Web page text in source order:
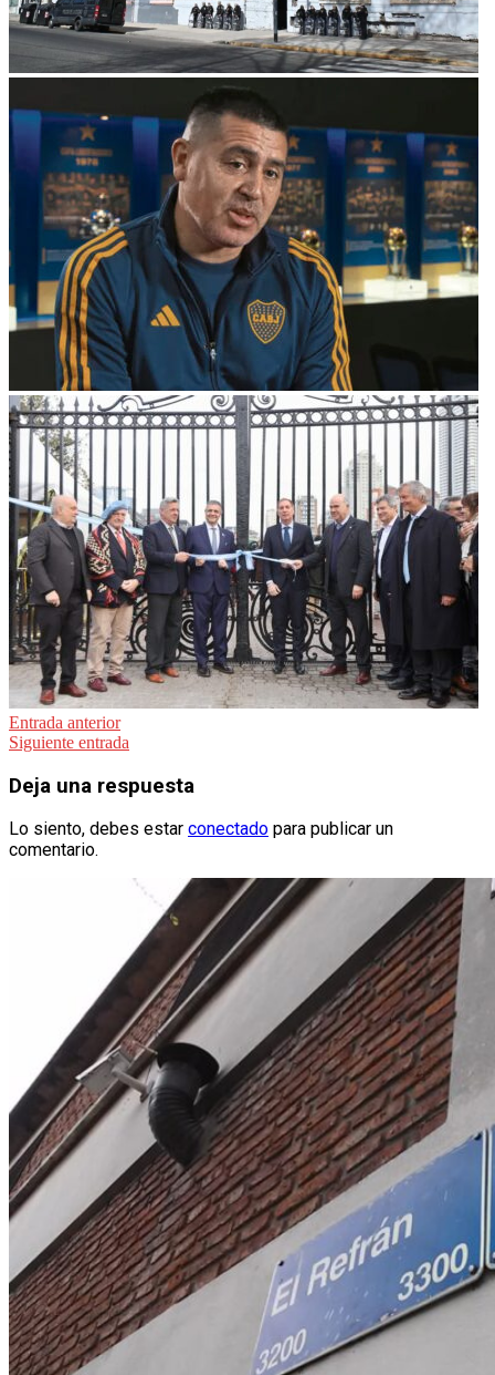
Navegación
de
entradas
Entrada anterior
Siguiente entrada
Deja una respuesta
Lo siento, debes estar conectado para publicar un
comentario.